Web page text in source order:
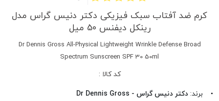
کرم ضد آفتاب سبک فیزیکی دکتر دنیس گراس مدل
رینکل دیفنس 50 میل
Dr Dennis Gross All-Physical Lightweight Wrinkle Defense Broad
Spectrum Sunscreen SPF 30 50ml
کد کالا :
• برند: دکتر دنیس گراس - Dr Dennis Gross